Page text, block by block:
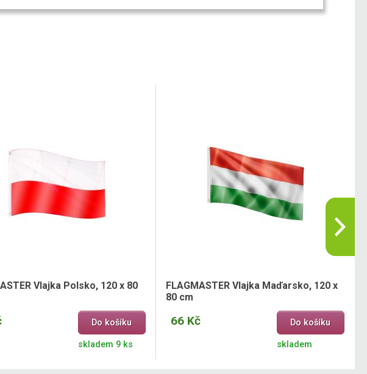
Vlajka Polsko, 120 x 80
Do košíku
skladem 9 ks
FLAGMASTER Vlajka Maďarsko, 120 x
80 cm
66 Kč Do košíku
skladem